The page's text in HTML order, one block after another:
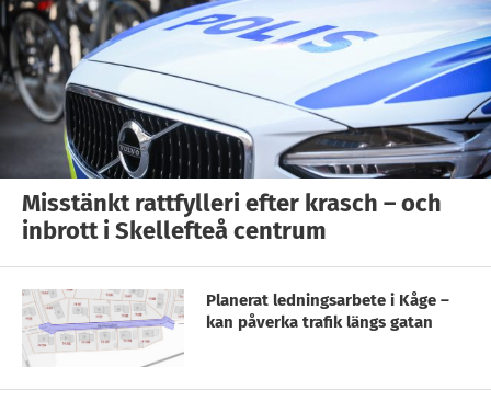
Misstänkt rattfylleri efter krasch – och
inbrott i Skellefteå centrum
Planerat ledningsarbete i Kåge –
kan påverka trafik längs gatan